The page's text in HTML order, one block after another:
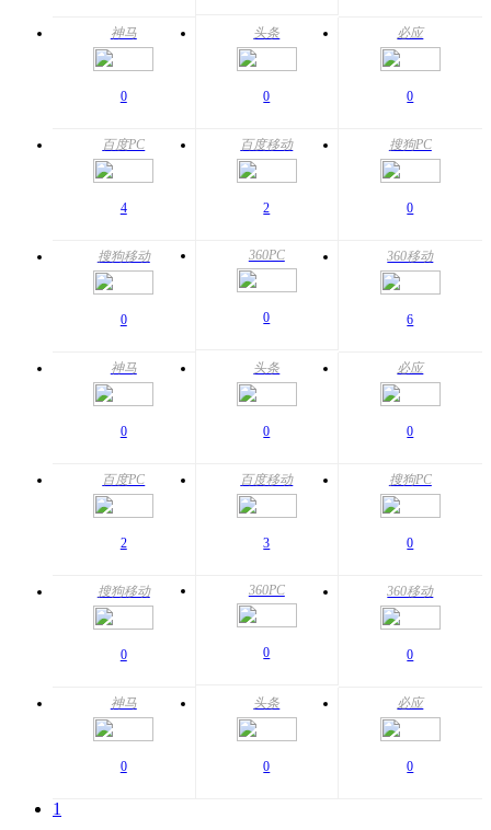
神马
0
头条
0
必应
0
百度PC
4
百度移动
2
搜狗PC
0
搜狗移动
0
360PC
0
360移动
6
神马
0
头条
0
必应
0
百度PC
2
百度移动
3
搜狗PC
0
搜狗移动
0
360PC
0
360移动
0
神马
0
头条
0
必应
0
1